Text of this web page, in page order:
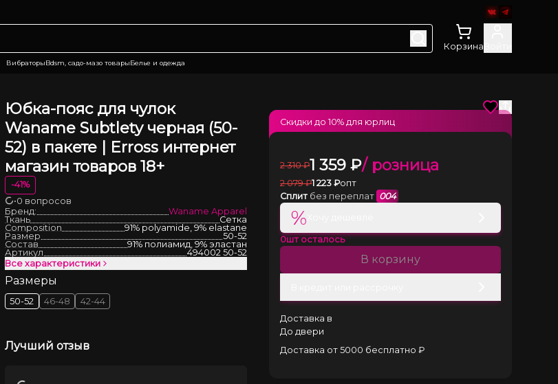
Корзина
ВибраторыBdsm, садо-мазо товарыБелье и одежда
Юбка-пояс для чулок
Waname Subtlety черная (50-
52) в пакете | Erross интернет
магазин товаров 18+
-41%
Загрузка
•0 вопросов
Бренд:
Waname Apparel
Ткань
Сетка
Composition
91% polyamide, 9% elastane
Размер
50-52
Состав
91% полиамид, 9% эластан
Артикул
494002 50-52
Все характеристики
Размеры
50-52 46-48 42-44
Лучший отзыв
2 310 ₽1 359 ₽/ розница
2 079 ₽1 223 ₽опт
Сплит без переплат 004
%
0шт осталось
В корзину
Доставка в
До двери
Доставка от 5000 бесплатно ₽
Скидки до10% для юрлиц